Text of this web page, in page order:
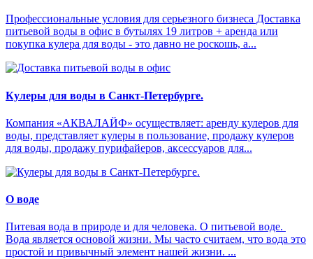
Профессиональные условия для серьезного бизнеса Доставка
питьевой воды в офис в бутылях 19 литров + аренда или
покупка кулера для воды - это давно не роскошь, а...
Кулеры для воды в Санкт-Петербурге.
Компания «АКВАЛАЙФ» осуществляет: аренду кулеров для
воды, представляет кулеры в пользование, продажу кулеров
для воды, продажу пурифайеров, аксессуаров для...
О воде
Питевая вода в природе и для человека. О питьевой воде.
Вода является основой жизни. Мы часто считаем, что вода это
простой и привычный элемент нашей жизни. ...